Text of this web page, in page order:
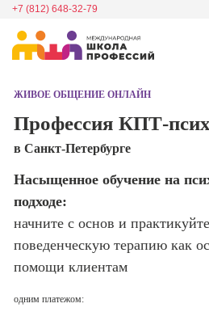
+7 (812) 648-32-79
Школа дизайна
программирования
Школа психологии
Школа актерского
ЖИВОЕ ОБЩЕНИЕ ОНЛАЙН
Профессия КПТ-
в Санкт-Петербурге
Насыщенное обучение на
подходе:
начните с основ и
поведенческую терапию как
помощи клиентам
одним платежом: